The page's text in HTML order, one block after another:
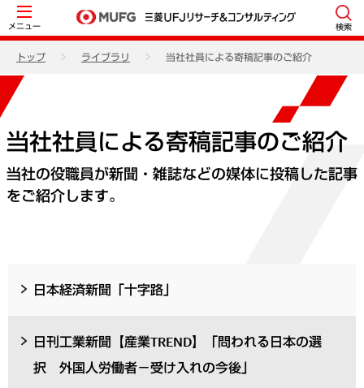
メニュー 検索
トップ ライブラリ 当社社員による寄稿記事のご紹介
当社社員による寄稿記事のご紹介
当社の役職員が新聞・雑誌などの媒体に投稿した記事
をご紹介します。
日本経済新聞「十字路」
日刊工業新聞【産業TREND】「問われる日本の選
択 外国人労働者－受け入れの今後」